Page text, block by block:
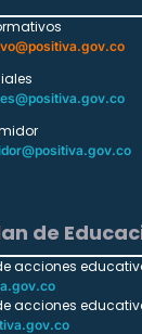
de
acciones
acciones